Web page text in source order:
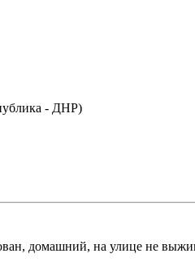
- ДНР)
домашний, на улице не